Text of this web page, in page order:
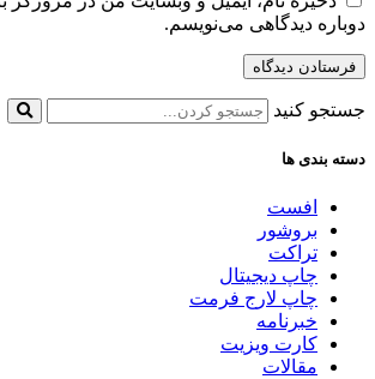
دوباره دیدگاهی می‌نویسم.
جستجو کنید
دسته بندی ها
افست
بروشور
تراکت
چاپ دیجیتال
چاپ لارج فرمت
خبرنامه
کارت ویزیت
مقالات